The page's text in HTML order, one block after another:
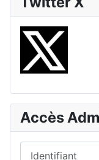
Accès